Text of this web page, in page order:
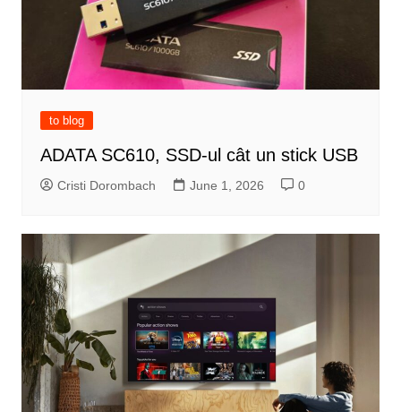
to blog
ADATA SC610, SSD-ul cât un stick USB
Cristi Dorombach June 1, 2026 0